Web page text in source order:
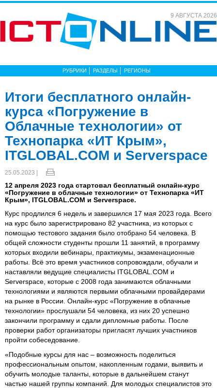
9 АВГУСТА 2026
РУБРИКИ РАЗДЕЛЫ РЕГИОНЫ
Итоги бесплатного онлайн-
курса «Погружение в
Облачные технологии» от
Технопарка «ИТ Крым»,
ITGLOBAL.COM и Serverspace
25.05.2023 |
12 апреля 2023 года стартовал бесплатный онлайн-курс
«Погружение в облачные технологии» от Технопарка «ИТ
Крым», ITGLOBAL.COM и Serverspace.
Курс продлился 6 недель и завершился 17 мая 2023 года. Всего
на курс было зарегистрировано 82 участника, из которых с
помощью тестового задания было отобрано 54 человека. В
общей сложности студенты прошли 11 занятий, в программу
которых входили вебинары, практикумы, экзаменационные
работы. Всё это время участников сопровождали, обучали и
наставляли ведущие специалисты ITGLOBAL.COM и
Serverspace, которые с 2008 года занимаются облачными
технологиями и являются первыми облачными провайдерами
на рынке в России. Онлайн-курс «Погружение в облачные
технологии» прослушали 54 человека, из них 20 успешно
закончили программу и сдали дипломные работы. После
проверки работ организаторы пригласят лучших участников
пройти собеседование.
«Подобные курсы для нас – возможность поделиться
профессиональным опытом, накопленным годами, выявить и
обучить молодые таланты, которые в дальнейшем станут
частью нашей группы компаний. Для молодых специалистов это